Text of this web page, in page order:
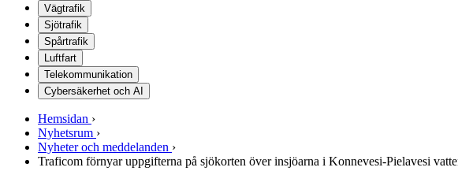
Vägtrafik
Sjötrafik
Spårtrafik
Luftfart
Telekommunikation
Cybersäkerhet och AI
Hemsidan ›
Nyhetsrum ›
Nyheter och meddelanden ›
Traficom förnyar uppgifterna på sjökorten över insjöarna i Konnevesi-Pielavesi